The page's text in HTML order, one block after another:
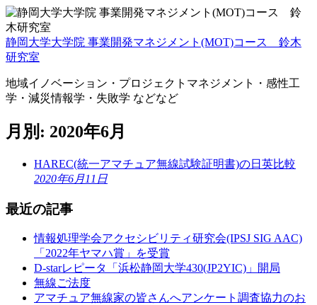
静岡大学大学院 事業開発マネジメント(MOT)コース 鈴木
研究室
地域イノベーション・プロジェクトマネジメント・感性工
学・減災情報学・失敗学 などなど
月別: 2020年6月
HAREC(統一アマチュア無線試験証明書)の日英比較
2020年6月11日
最近の記事
情報処理学会アクセシビリティ研究会(IPSJ SIG AAC)
「2022年ヤマハ賞」を受賞
D-starレピータ「浜松静岡大学430(JP2YIC)」開局
無線ご法度
アマチュア無線家の皆さんへアンケート調査協力のお